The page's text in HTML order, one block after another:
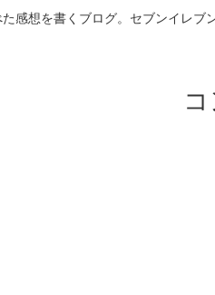
感想を書くブログ。セブンイレ